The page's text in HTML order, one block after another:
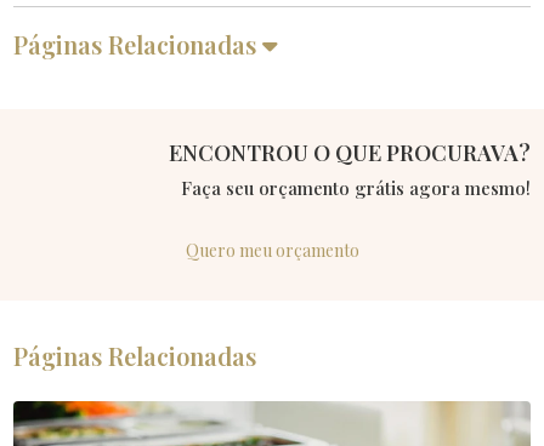
Páginas Relacionadas
ENCONTROU O QUE PROCURAVA?
Faça seu orçamento grátis agora mesmo!
Quero meu orçamento
Páginas Relacionadas